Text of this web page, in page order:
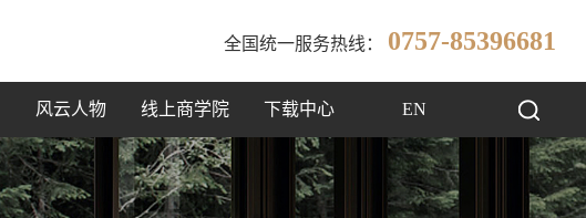
全国统一服务热线： 0757-85396681
风云人物 线上商学院 下载中心 EN